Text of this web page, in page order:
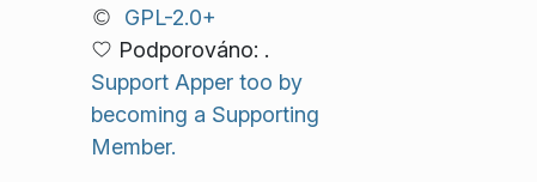
GPL-2.0+
Podporováno: .
Support Apper too by
becoming a Supporting
Member.